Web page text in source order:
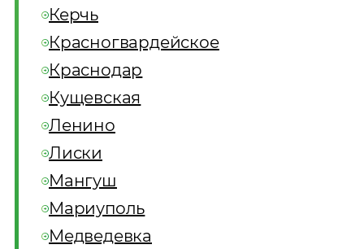
Керчь
Красногвардейское
Краснодар
Кущевская
Ленино
Лиски
Мангуш
Мариуполь
Медведевка